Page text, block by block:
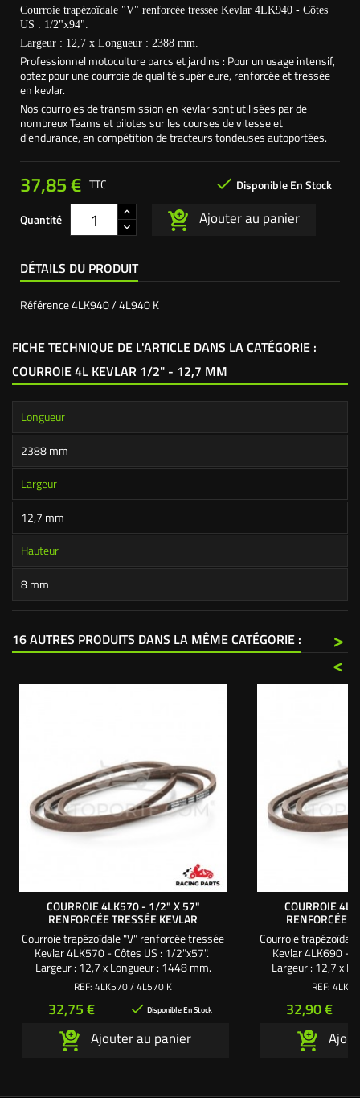
Courroie trapézoïdale "V" renforcée tressée Kevlar 4LK940 - Côtes
US : 1/2"x94".
Largeur : 12,7 x Longueur : 2388 mm.
Professionnel motoculture parcs et jardins : Pour un usage intensif,
optez pour une courroie de qualité supérieure, renforcée et tressée
en kevlar.
Nos courroies de transmission en kevlar sont utilisées par de
nombreux Teams et pilotes sur les courses de vitesse et
d’endurance, en compétition de tracteurs tondeuses autoportées.
37,85 €  Disponible En Stock
TTC
Quantité Ajouter au panier
DÉTAILS DU PRODUIT
Référence4LK940 / 4L940 K
FICHE TECHNIQUE DE L'ARTICLE DANS LA CATÉGORIE :
COURROIE 4L KEVLAR 1/2" - 12,7 MM
Longueur
2388 mm
Largeur
12,7 mm
Hauteur
8 mm
16 AUTRES PRODUITS DANS LA MÊME CATÉGORIE :
>
<
COURROIE 4LK570 - 1/2" X 57"
RENFORCÉE TRESSÉE KEVLAR
Courroie trapézoïdale "V" renforcée tressée
Kevlar 4LK570 - Côtes US : 1/2"x57".
Largeur : 12,7 x Longueur : 1448 mm.
Professionnel motoculture parcs et jardins :
Pour un usage intensif, optez pour une
courroie de qualité supérieure, renforcée et
transmission en kevlar sont utilisées par de
nombreux Teams et pilotes...
REF: 4LK570 / 4L570 K
Prix
32,75 €  Disponible En Stock
Ajouter au panier
COURROIE
RENFORCÉE
Courroie
Kevlar 4LK690 -
Largeur : 12,7 x
Professionnel
Pour un usage
courroie de qualité
transmission en
nombreux
REF:
Prix
32,90 €